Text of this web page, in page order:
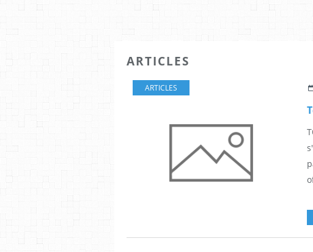
ARTICLES
ARTICLES